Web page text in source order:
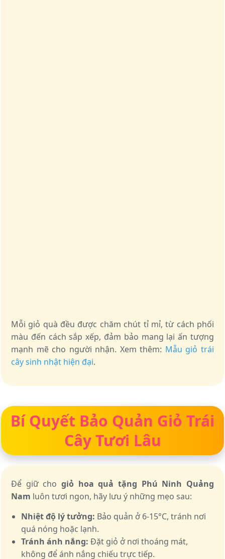
Mỗi giỏ quà đều được chăm chút tỉ mỉ, từ cách phối
màu đến cách sắp xếp, đảm bảo mang lại ấn tượng
mạnh mẽ cho người nhận. Xem thêm: Mẫu giỏ trái
cây sinh nhật hiện đại.
Bí Quyết Bảo Quản Giỏ Trái
Cây Tươi Lâu
Để giữ cho giỏ hoa quả tặng Phú Ninh Quảng
Nam luôn tươi ngon, hãy lưu ý những mẹo sau:
Nhiệt độ lý tưởng: Bảo quản ở 6-15°C, tránh nơi
quá nóng hoặc lạnh.
Tránh ánh nắng: Đặt giỏ ở nơi thoáng mát,
không để ánh nắng chiếu trực tiếp.